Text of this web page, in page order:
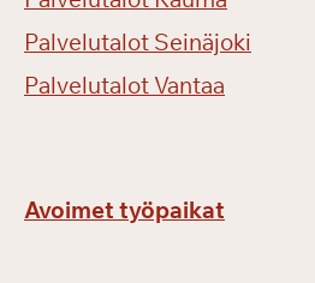
Palvelutalot Seinäjoki
Palvelutalot Vantaa
Avoimet työpaikat